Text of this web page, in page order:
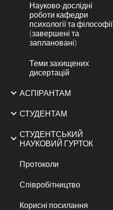
Науково-дослідні
роботи кафедри
психології та філософії
(завершені та
заплановані)
Теми захищених
дисертацій
АСПІРАНТАМ
СТУДЕНТАМ
СТУДЕНТСЬКИЙ
НАУКОВИЙ ГУРТОК
Протоколи
Співробітництво
Корисні посилання